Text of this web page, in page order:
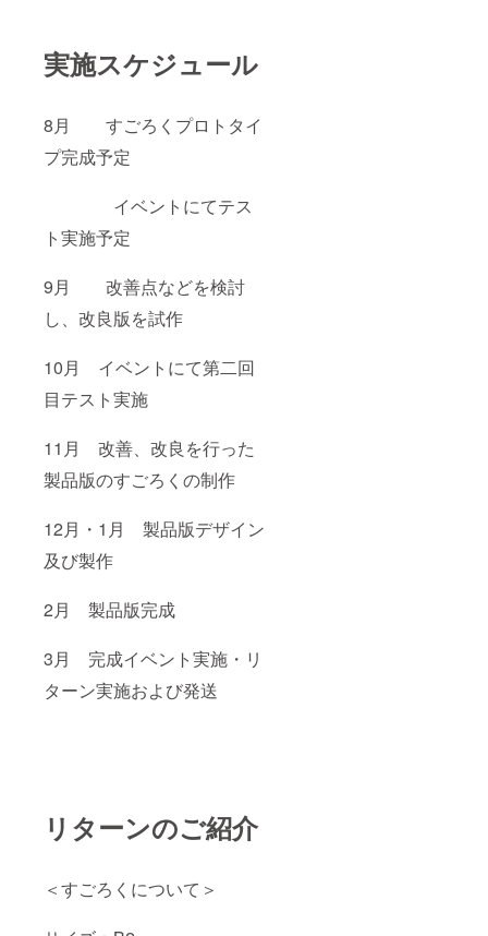
実施スケジュール
8月 すごろくプロトタイ
プ完成予定
イベントにてテス
ト実施予定
9月 改善点などを検討
し、改良版を試作
10月 イベントにて第二回
目テスト実施
11月 改善、改良を行った
製品版のすごろくの制作
12月・1月 製品版デザイン
及び製作
2月 製品版完成
3月 完成イベント実施・リ
ターン実施および発送
リターンのご紹介
＜すごろくについて＞